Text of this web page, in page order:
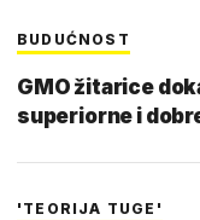
BUDUĆNOST
GMO žitarice
superiorne i
'TEORIJA TUGE'